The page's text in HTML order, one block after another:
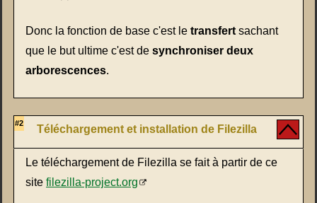
Donc la fonction de base c'est le transfert sachant
que le but ultime c'est de synchroniser deux
arborescences.
#2 Téléchargement et installation de Filezilla
Le téléchargement de Filezilla se fait à partir de ce
site filezilla-project.org